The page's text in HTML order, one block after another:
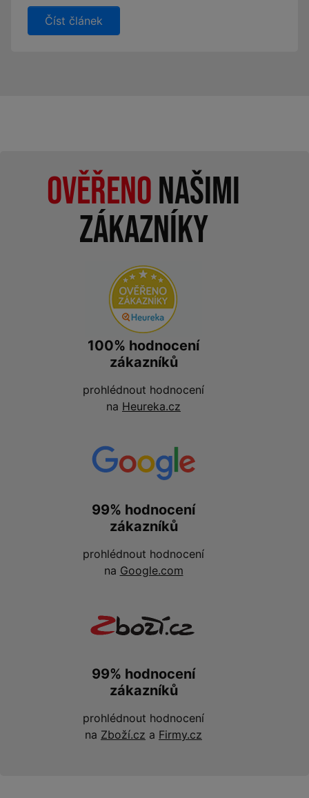
Číst článek
Ověřenonašimi
zákazníky
100% hodnocení
zákazníků
prohlédnout hodnocení
na Heureka.cz
99% hodnocení
zákazníků
prohlédnout hodnocení
na Google.com
99% hodnocení
zákazníků
prohlédnout hodnocení
na Zboží.cz a Firmy.cz